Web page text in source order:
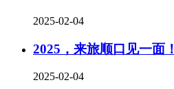
2025-02-04
2025，来旅顺口见一面！
2025-02-04